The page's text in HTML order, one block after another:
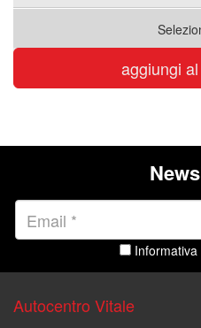
aggiungi
Autocentro Vitale